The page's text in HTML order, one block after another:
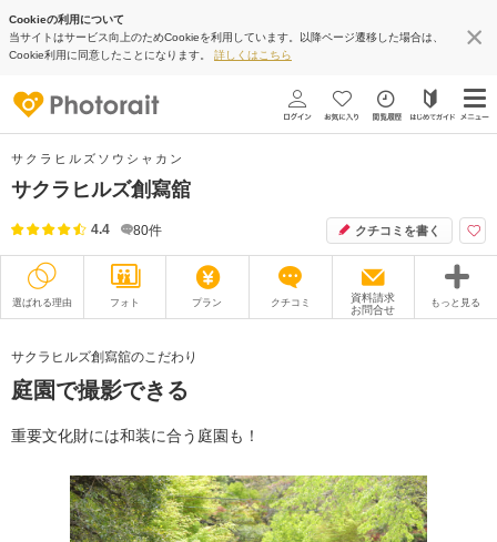
Cookieの利用について
当サイトはサービス向上のためCookieを利用しています。以降ページ遷移した場合は、
Cookie利用に同意したことになります。 詳しくはこちら
サクラヒルズソウシャカン
サクラヒルズ創寫舘
4.4 80件 クチコミを書く
選ばれる理由 フォト プラン クチコミ
資料請求
お問合せ
もっと見る
衣装
オプション
アクセス/TEL スタジオトップ
こだわりポイント
サクラヒルズ創寫舘のこだわり
庭園で撮影できる
重要文化財には和装に合う庭園も！